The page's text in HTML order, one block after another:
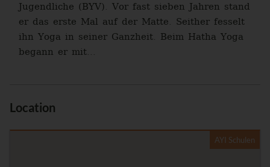
Jugendliche (BYV). Vor fast sieben Jahren stand
er das erste Mal auf der Matte. Seither fesselt
ihn Yoga in seiner Ganzheit. Beim Hatha Yoga
begann er mit...
Location
AYI Schulen